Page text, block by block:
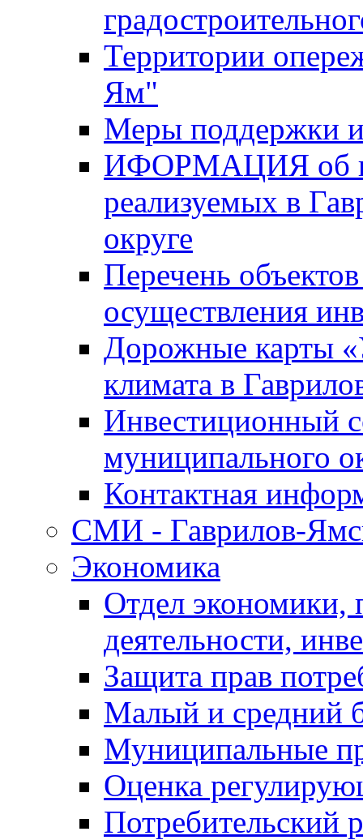
Территории
Ям"
Меры поддержки
ИФОРМАЦИЯ об
реализуемых в
округе
Перечень
осуществления
Дорожные карты
климата в
Инвестиционный
муниципального
Контактная
СМИ - Гаврилов-
Экономика
Отдел экономики,
деятельности,
Защита прав
Малый и средний
Муниципальные
Оценка
Потребительский